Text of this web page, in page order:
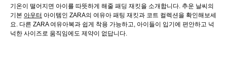
기온이 떨어지면 아이를 따뜻하게 해줄 패딩 재킷을 소개합니다. 추운 날씨의
기본 아우터 아이템인 ZARA의 여유아 패팅 재킷과 코트 컬렉션을 확인해보세
요. 다른 ZARA 여유아복과 쉽게 착용 가능하고, 아이들이 입기에 편안하고 넉
넉한 사이즈로 움직임에도 제약이 없답니다.